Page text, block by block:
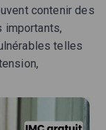
contenir des
importants,
telles